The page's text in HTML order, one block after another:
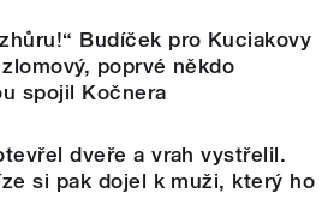
Budíček pro Kuciakovy
poprvé někdo
spojil Kočnera
dveře a vrah vystřelil.
si pak dojel k muži, který ho